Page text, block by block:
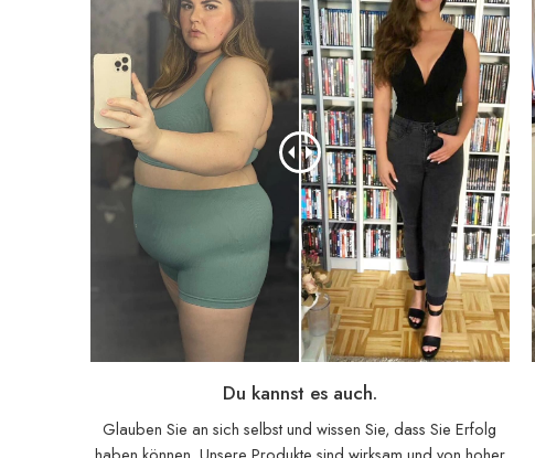
Du kannst es auch.
Glauben Sie an sich selbst und wissen Sie, dass Sie Erfolg